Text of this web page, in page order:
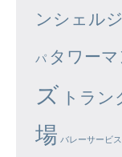
ンシェル
パ タワー
ズ トラン
場 バレーサービス